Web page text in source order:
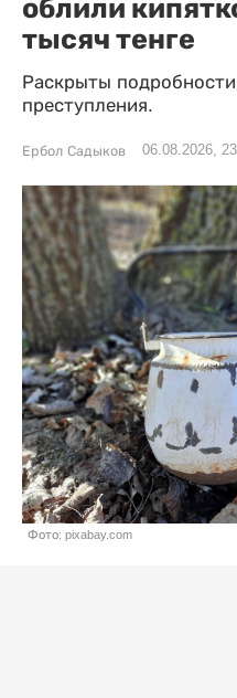
облили
тысяч тенге
Раскрыты
преступления.
Ербол Садыков 06.08.2026,
Фото: pixabay.com